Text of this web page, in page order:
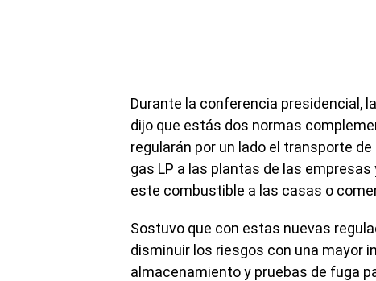
Durante la conferencia presidencial,
dijo que estás dos normas
regularán por un lado el transporte
gas LP a las plantas de las
este combustible a las casas o
Sostuvo que con estas nuevas
disminuir los riesgos con una mayor
almacenamiento y pruebas de fuga